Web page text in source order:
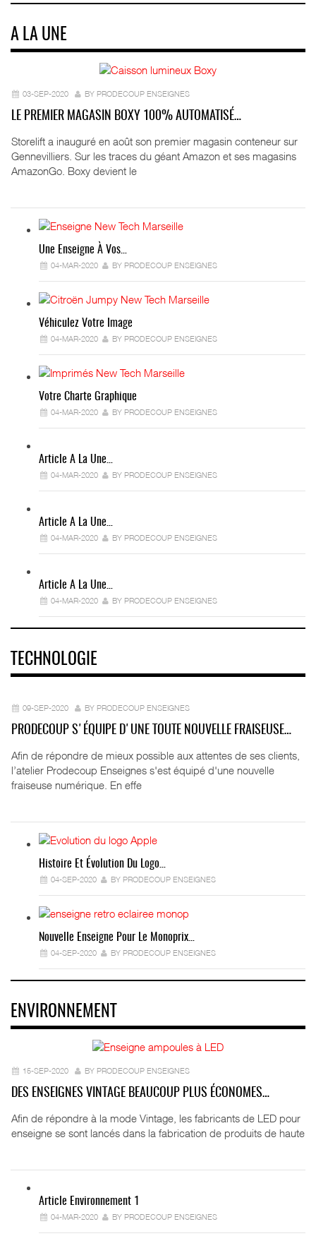
A LA UNE
03-SEP-2020 BY PRODECOUP ENSEIGNES
LE PREMIER MAGASIN BOXY 100% AUTOMATISÉ…
Storelift a inauguré en août son premier magasin conteneur sur
Gennevilliers. Sur les traces du géant Amazon et ses magasins
AmazonGo. Boxy devient le
Une Enseigne À Vos…
04-MAR-2020 BY PRODECOUP ENSEIGNES
Véhiculez Votre Image
04-MAR-2020 BY PRODECOUP ENSEIGNES
Votre Charte Graphique
04-MAR-2020 BY PRODECOUP ENSEIGNES
Article A La Une…
04-MAR-2020 BY PRODECOUP ENSEIGNES
Article A La Une…
04-MAR-2020 BY PRODECOUP ENSEIGNES
Article A La Une…
04-MAR-2020 BY PRODECOUP ENSEIGNES
TECHNOLOGIE
09-SEP-2020 BY PRODECOUP ENSEIGNES
PRODECOUP S'ÉQUIPE D'UNE TOUTE NOUVELLE FRAISEUSE…
Afin de répondre de mieux possible aux attentes de ses clients,
l’atelier Prodecoup Enseignes s'est équipé d'une nouvelle
fraiseuse numérique. En effe
Histoire Et Évolution Du Logo…
04-SEP-2020 BY PRODECOUP ENSEIGNES
Nouvelle Enseigne Pour Le Monoprix…
04-SEP-2020 BY PRODECOUP ENSEIGNES
ENVIRONNEMENT
15-SEP-2020 BY PRODECOUP ENSEIGNES
DES ENSEIGNES VINTAGE BEAUCOUP PLUS ÉCONOMES…
Afin de répondre à la mode Vintage, les fabricants de LED pour
enseigne se sont lancés dans la fabrication de produits de haute
Article Environnement 1
04-MAR-2020 BY PRODECOUP ENSEIGNES